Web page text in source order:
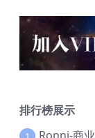
排行榜展示